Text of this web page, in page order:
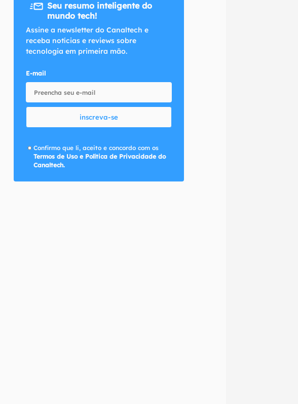
Seu resumo inteligente do
mundo tech!
Assine a newsletter do Canaltech e
receba notícias e reviews sobre
tecnologia em primeira mão.
E-mail
inscreva-se
Confirmo que li, aceito e concordo com os
Termos de Uso e Política de Privacidade do
Canaltech.